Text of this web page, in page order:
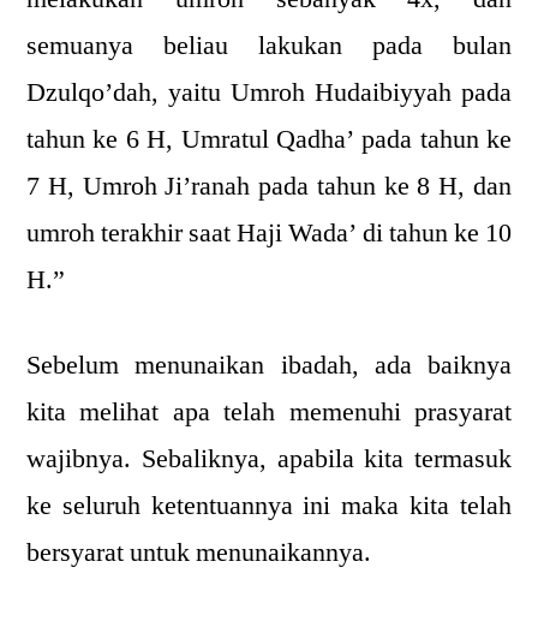
semuanya beliau lakukan pada bulan
Dzulqo’dah, yaitu Umroh Hudaibiyyah pada
tahun ke 6 H, Umratul Qadha’ pada tahun ke
7 H, Umroh Ji’ranah pada tahun ke 8 H, dan
umroh terakhir saat Haji Wada’ di tahun ke 10
H.”
Sebelum menunaikan ibadah, ada baiknya
kita melihat apa telah memenuhi prasyarat
wajibnya. Sebaliknya, apabila kita termasuk
ke seluruh ketentuannya ini maka kita telah
bersyarat untuk menunaikannya.